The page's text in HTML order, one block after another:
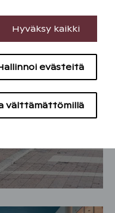
evästeet
välttämättömillä
evästeitä
Hyväksy kaikki